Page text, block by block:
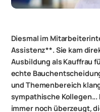
Diesmal im
Assistenz**. Sie kam
Ausbildung als Kauffrau
echte
und Themenbereich
sympathische
immer noch überzeugt,